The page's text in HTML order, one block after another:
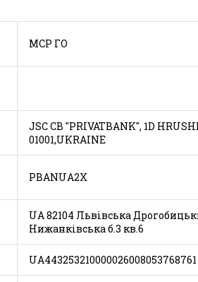
МСР ГО
JSC CB "PRIVATBANK", 1D
01001,UKRAINE
PBANUA2X
UA 82104 Львівська
Нижанківська б.3 кв.6
UA443253210000026008053768761